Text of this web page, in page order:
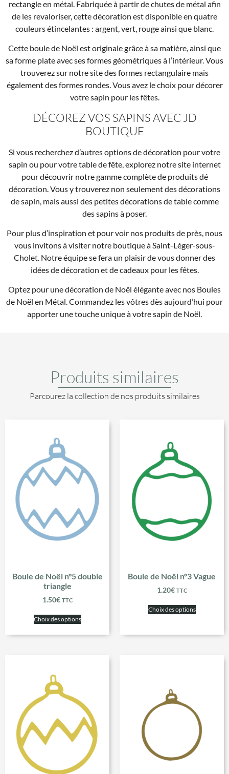
rectangle en métal. Fabriquée à partir de chutes de métal afin
de les revaloriser, cette décoration est disponible en quatre
couleurs étincelantes : argent, vert, rouge ainsi que blanc.
Cette boule de Noël est originale grâce à sa matière, ainsi que
sa forme plate avec ses formes géométriques à l’intérieur. Vous
trouverez sur notre site des formes rectangulaire mais
également des formes rondes. Vous avez le choix pour décorer
votre sapin pour les fêtes.
DÉCOREZ VOS SAPINS AVEC JD
BOUTIQUE
Si vous recherchez d’autres options de décoration pour votre
sapin ou pour votre table de fête, explorez notre site internet
pour découvrir notre gamme complète de produits dé
décoration. Vous y trouverez non seulement des décorations
de sapin, mais aussi des petites décorations de table comme
des sapins à poser.
Pour plus d’inspiration et pour voir nos produits de près, nous
vous invitons à visiter notre boutique à Saint-Léger-sous-
Cholet. Notre équipe se fera un plaisir de vous donner des
idées de décoration et de cadeaux pour les fêtes.
Optez pour une décoration de Noël élégante avec nos Boules
de Noël en Métal. Commandez les vôtres dès aujourd’hui pour
apporter une touche unique à votre sapin de Noël.
Produits similaires
Parcourez la collection de nos produits similaires
Boule de Noël n°5 double
triangle
1.50€ TTC
Choix des options
Boule de Noël n°3 Vague
1.20€ TTC
Choix des options